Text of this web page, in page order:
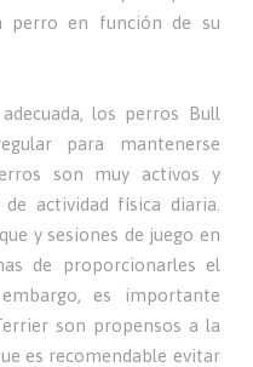
perro en función de su
los perros Bull
para mantenerse
son muy activos y
actividad física diaria.
y sesiones de juego en
de proporcionarles el
es importante
son propensos a la
es recomendable evitar